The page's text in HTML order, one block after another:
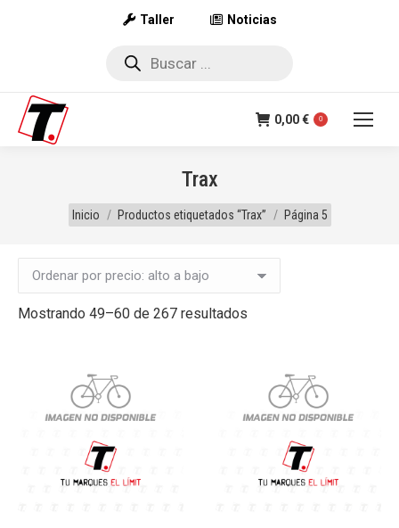
Taller Noticias
Búsqueda
0,00€ 0
Trax
Estás aquí:
Inicio Productos etiquetados “Trax” Página 5
Mostrando 49–60 de 267 resultados
bajo